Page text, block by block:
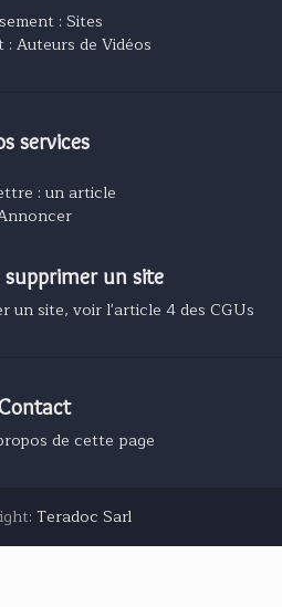
: Sites
: Auteurs de Vidéos
services
: un article
un site
un site, voir l'article 4 des CGUs
de cette page
Teradoc Sarl